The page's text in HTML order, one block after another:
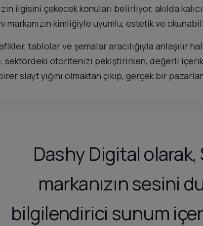
ilgisini çekecek konuları belirliyor, akılda
markanızın kimliğiyle uyumlu, estetik ve
tablolar ve şemalar aracılığıyla anlaşılır
otoritenizi pekiştirirken, değerli
slayt yığını olmaktan çıkıp, gerçek bir
Dashy Digital
markanızın sesini
bilgilendirici sunum